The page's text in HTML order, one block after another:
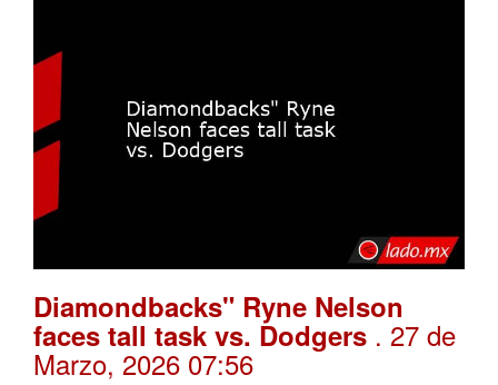
Diamondbacks" Ryne Nelson
faces tall task vs. Dodgers . 27 de
Marzo, 2026 07:56